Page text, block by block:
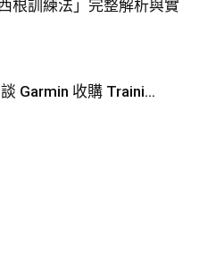
根訓練法」完整解析與實
Garmin 收購 Traini...